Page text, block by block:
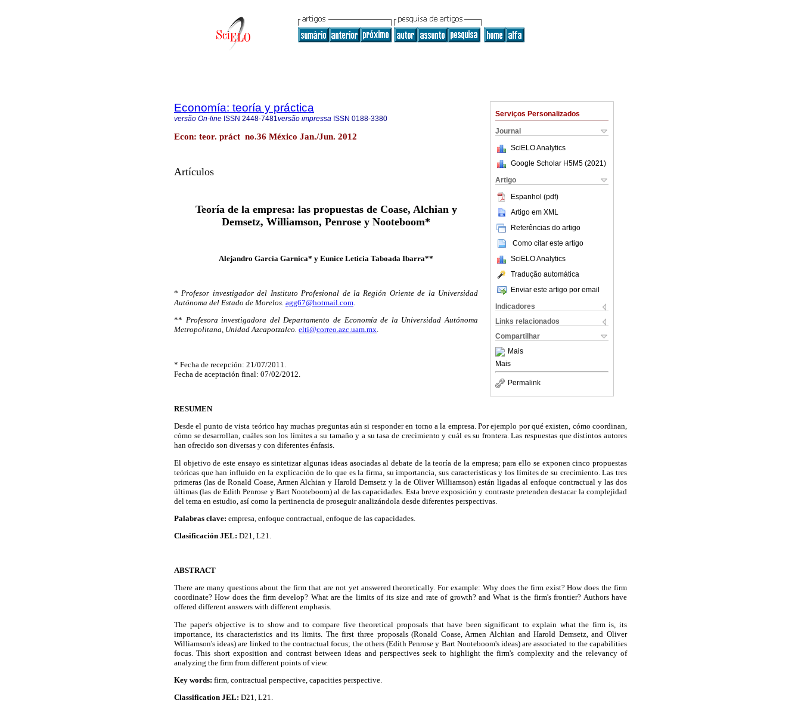
Serviços Personalizados
Journal
SciELO Analytics
Google Scholar H5M5 (2021 )
Artigo
Espanhol (pdf)
Artigo em XML
Referências do artigo
Como citar este artigo
SciELO Analytics
Tradução automática
Enviar este artigo por email
Indicadores
Links relacionados
Compartilhar
Mais
Mais
Permalink
Economía: teoría y práctica
versão On-line ISSN 2448-7481versão impressa ISSN 0188-3380
Econ: teor. práct no.36 México Jan./Jun. 2012
Artículos
Teoría de la empresa: las propuestas de Coase, Alchian y
Demsetz, Williamson, Penrose y Nooteboom*
Alejandro García Garnica* y Eunice Leticia Taboada Ibarra**
*Profesor investigador del Instituto Profesional de la Región Oriente de la Universidad
Autónoma del Estado de Morelos. agg67@hotmail.com.
** Profesora investigadora del Departamento de Economía de la Universidad Autónoma
Metropolitana, Unidad Azcapotzalco. elti@correo.azc.uam.mx.
* Fecha de recepción: 21/07/2011.
Fecha de aceptación final: 07/02/2012.
RESUMEN
Desde el punto de vista teórico hay muchas preguntas aún si responder en torno a la empresa. Por ejemplo por qué existen, cómo coordinan,
cómo se desarrollan, cuáles son los límites a su tamaño y a su tasa de crecimiento y cuál es su frontera. Las respuestas que distintos autores
han ofrecido son diversas y con diferentes énfasis.
El objetivo de este ensayo es sintetizar algunas ideas asociadas al debate de la teoría de la empresa; para ello se exponen cinco propuestas
teóricas que han influido en la explicación de lo que es la firma, su importancia, sus características y los límites de su crecimiento. Las tres
primeras (las de Ronald Coase, Armen Alchian y Harold Demsetz y la de Oliver Williamson) están ligadas al enfoque contractual y las dos
últimas (las de Edith Penrose y Bart Nooteboom) al de las capacidades. Esta breve exposición y contraste pretenden destacar la complejidad
del tema en estudio, así como la pertinencia de proseguir analizándola desde diferentes perspectivas.
Palabras clave: empresa, enfoque contractual, enfoque de las capacidades.
Clasificación JEL: D21, L21.
ABSTRACT
There are many questions about the firm that are not yet answered theoretically. For example: Why does the firm exist? How does the firm
coordinate? How does the firm develop? What are the limits of its size and rate of growth? and What is the firm's frontier? Authors have
offered different answers with different emphasis.
The paper's objective is to show and to compare five theoretical proposals that have been significant to explain what the firm is, its
importance, its characteristics and its limits. The first three proposals (Ronald Coase, Armen Alchian and Harold Demsetz, and Oliver
Williamson's ideas) are linked to the contractual focus; the others (Edith Penrose y Bart Nooteboom's ideas) are associated to the capabilities
focus. This short exposition and contrast between ideas and perspectives seek to highlight the firm's complexity and the relevancy of
analyzing the firm from different points of view.
Key words: firm, contractual perspective, capacities perspective.
Classification JEL: D21, L21.